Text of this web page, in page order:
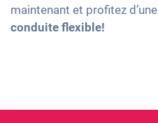
maintenant et profitez d’une
conduite flexible!